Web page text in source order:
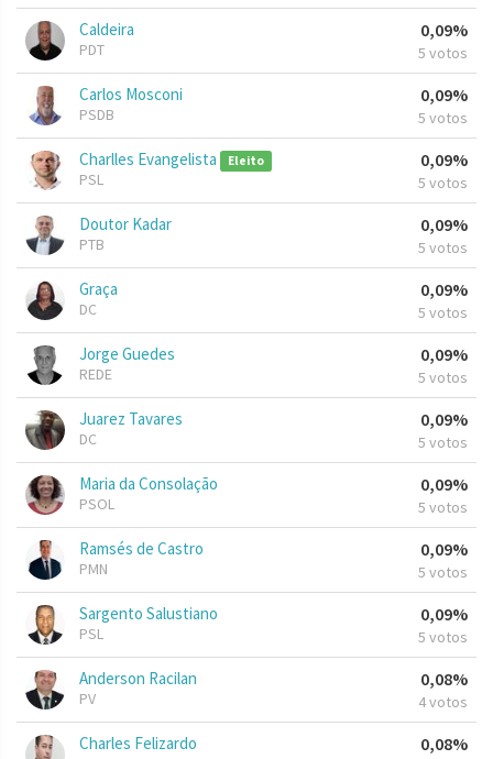
Caldeira
PDT
0,09%
5 votos
Carlos Mosconi
PSDB
0,09%
5 votos
Charlles Evangelista Eleito
PSL
0,09%
5 votos
Doutor Kadar
PTB
0,09%
5 votos
Graça
DC
0,09%
5 votos
Jorge Guedes
REDE
0,09%
5 votos
Juarez Tavares
DC
0,09%
5 votos
Maria da Consolação
PSOL
0,09%
5 votos
Ramsés de Castro
PMN
0,09%
5 votos
Sargento Salustiano
PSL
0,09%
5 votos
Anderson Racilan
PV
0,08%
4 votos
Charles Felizardo 0,08%